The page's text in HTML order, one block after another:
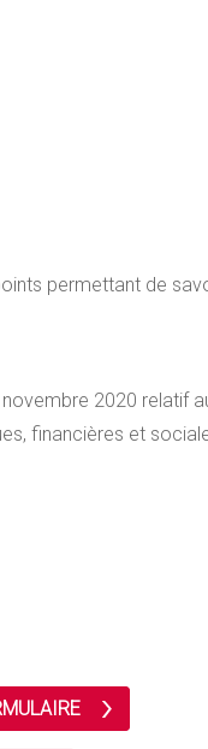
permettant de
2020 relatif
financières et